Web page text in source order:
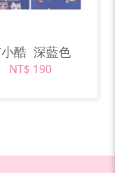
酷 深藍色
NT$ 190